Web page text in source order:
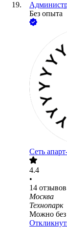
Без опыта
Сеть
4.4
•
14 отзывов
Москва
Технопарк
Можно без